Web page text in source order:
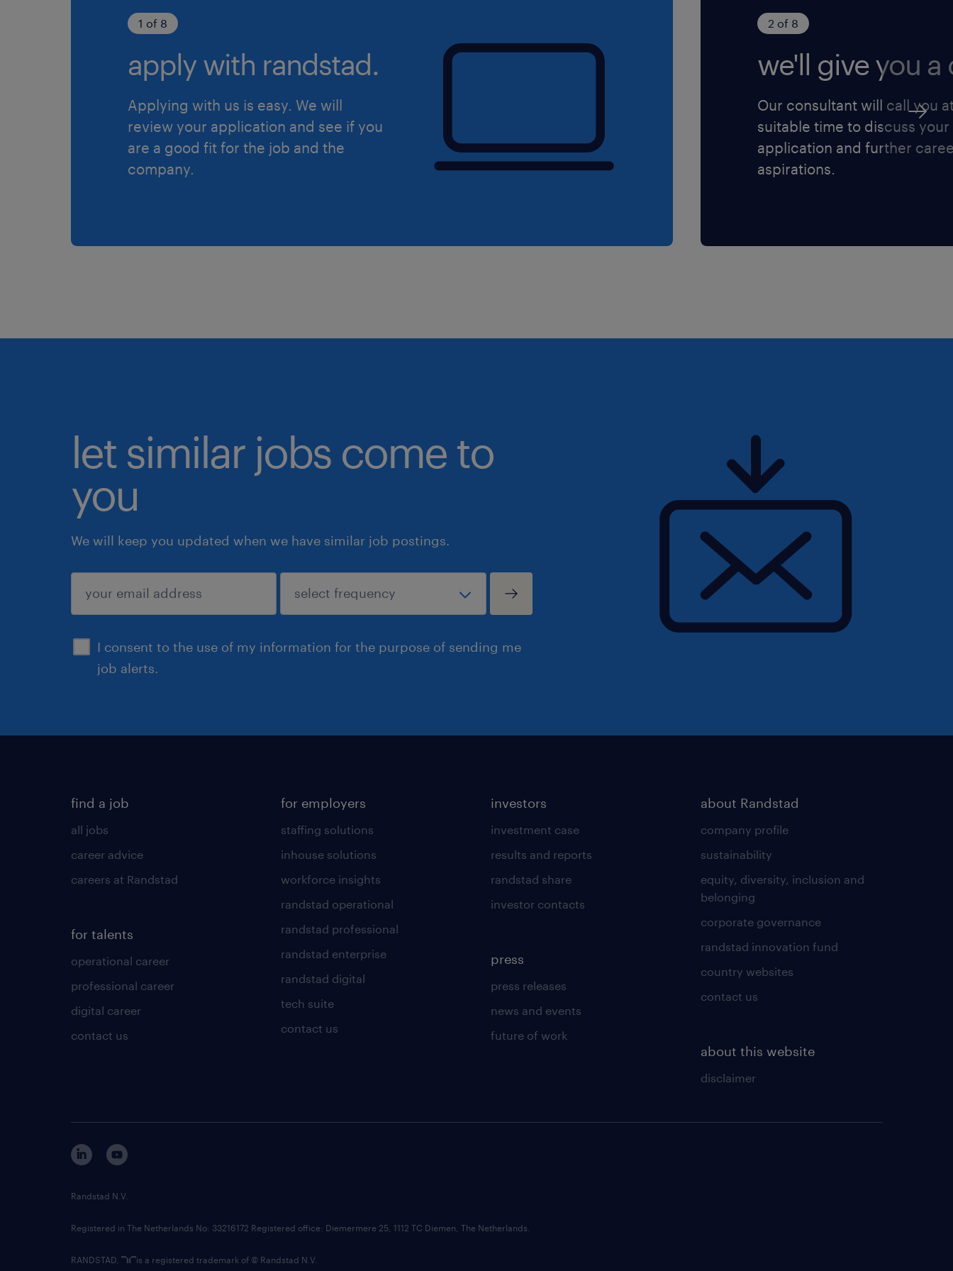
1 of 8
apply with randstad.
Applying with us is easy. We will
review your application and see if you
are a good fit for the job and the
company.
2 of 8
we'll give you a
Our consultant will call you
suitable time to discuss your
application and further
aspirations.
let similar jobs come to
you
We will keep you updated when we have similar job postings.
I consent to the use of my information for the purpose of sending me
job alerts.
submit
find a job
all jobs
career advice
careers at Randstad
for talents
operational career
professional career
digital career
contact us
for employers
staffing solutions
inhouse solutions
workforce insights
randstad operational
randstad professional
randstad enterprise
randstad digital
tech suite
contact us
investors
investment case
results and reports
randstad share
investor contacts
press
press releases
news and events
future of work
about Randstad
company profile
sustainability
equity, diversity, inclusion and
belonging
corporate governance
randstad innovation fund
country websites
contact us
about this website
disclaimer
Randstad N.V.
Registered in The Netherlands No: 33216172 Registered office: Diemermere 25, 1112 TC Diemen, The Netherlands.
RANDSTAD, is a registered trademark of © Randstad N.V.